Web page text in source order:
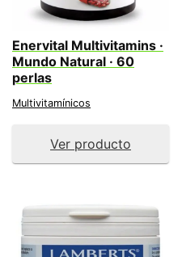
Enervital Multivitamins ·
Mundo Natural · 60
perlas
Multivitamínicos
Ver producto